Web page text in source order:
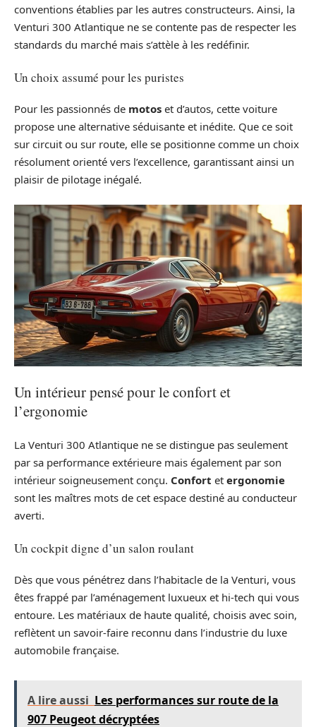
conventions établies par les autres constructeurs. Ainsi, la
Venturi 300 Atlantique ne se contente pas de respecter les
standards du marché mais s’attèle à les redéfinir.
Un choix assumé pour les puristes
Pour les passionnés de motos et d’autos, cette voiture
propose une alternative séduisante et inédite. Que ce soit
sur circuit ou sur route, elle se positionne comme un choix
résolument orienté vers l’excellence, garantissant ainsi un
plaisir de pilotage inégalé.
Un intérieur pensé pour le confort et
l’ergonomie
La Venturi 300 Atlantique ne se distingue pas seulement
par sa performance extérieure mais également par son
intérieur soigneusement conçu. Confort et ergonomie
sont les maîtres mots de cet espace destiné au conducteur
averti.
Un cockpit digne d’un salon roulant
Dès que vous pénétrez dans l’habitacle de la Venturi, vous
êtes frappé par l’aménagement luxueux et hi-tech qui vous
entoure. Les matériaux de haute qualité, choisis avec soin,
reflètent un savoir-faire reconnu dans l’industrie du luxe
automobile française.
A lire aussi Les performances sur route de la
907 Peugeot décryptées